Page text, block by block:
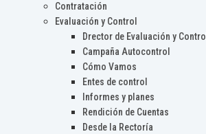
Contratación
Evaluación y Control
Drector de Evaluación y Control
Campaña Autocontrol
Cómo Vamos
Entes de control
Informes y planes
Rendición de Cuentas
Desde la Rectoría